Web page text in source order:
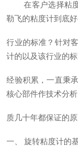
在客户选择粘度
勒飞的粘度计到底
行业的标准？针对
计的以及该行业的
经验积累，一直秉
核心部件作技术分
质几十年都保证的原
一、旋转粘度计的